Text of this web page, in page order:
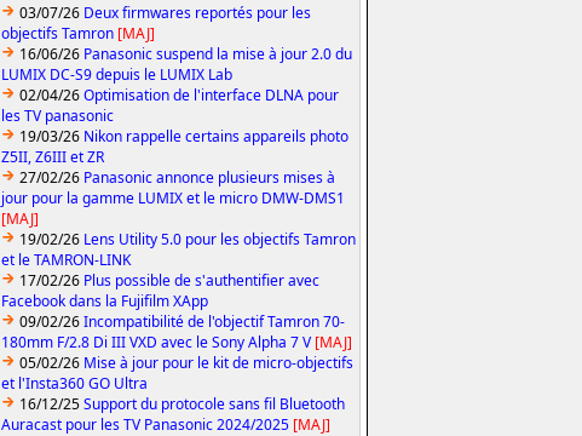
03/07/26 Deux firmwares reportés pour les
objectifs Tamron [MAJ]
16/06/26 Panasonic suspend la mise à jour 2.0 du
LUMIX DC-S9 depuis le LUMIX Lab
02/04/26Optimisation de l'interface DLNA pour
les TV panasonic
19/03/26 Nikon rappelle certains appareils photo
Z5II, Z6III et ZR
27/02/26 Panasonic annonce plusieurs mises à
jour pour la gamme LUMIX et le micro DMW-DMS1
[MAJ]
19/02/26 Lens Utility 5.0 pour les objectifs Tamron
et le TAMRON-LINK
17/02/26 Plus possible de s'authentifier avec
Facebook dans la Fujifilm XApp
09/02/26Incompatibilité de l'objectif Tamron 70-
180mm F/2.8 Di III VXD avec le Sony Alpha 7 V [MAJ]
05/02/26 Mise à jour pour le kit de micro-objectifs
et l'Insta360 GO Ultra
16/12/25Support du protocole sans fil Bluetooth
Auracast pour les TV Panasonic 2024/2025 [MAJ]